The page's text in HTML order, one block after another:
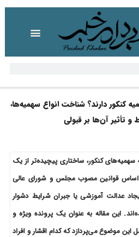
کنکور دارند؟ شناخت انواع سهمیه‌ها،
تأثیر آن‌ها بر قبولی
کنکور، ساختاری پیچیده‌تر از یک
اساس قوانین مصوب مجلس و شورای عالی
عدالت آموزشی یا جبران شرایط دشوار
این مقاله به عنوان یک پرونده ویژه و
موضوع می‌پردازد که کدام اقشار و افراد